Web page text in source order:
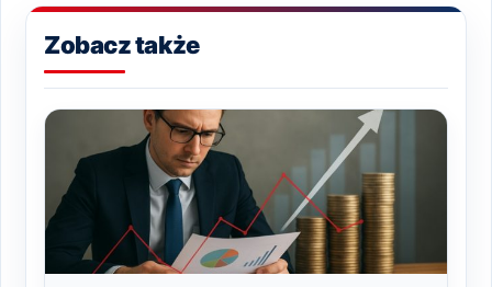
Zobacz także